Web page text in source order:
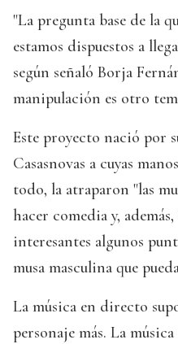
"La pregunta base de la
estamos dispuestos a
según señaló Borja
manipulación es otro
Este proyecto nació por
Casasnovas a cuyas
todo, la atraparon "las
hacer comedia y,
interesantes algunos
musa masculina que
La música en directo
personaje más. La